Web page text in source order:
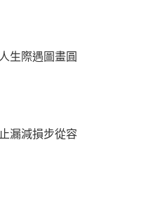
生際遇圖畫圓
漏減損步從容